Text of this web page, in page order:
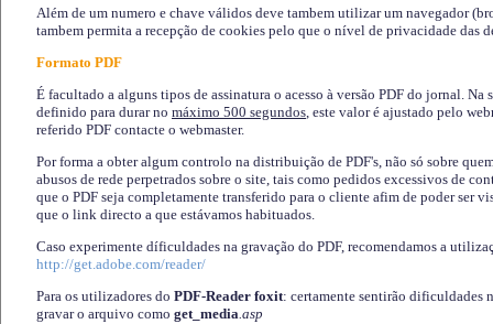
Além de um numero e chave válidos deve tambem utilizar um navegador
tambem permita a recepção de cookies pelo que o nível de privacidade das
Formato PDF
É facultado a alguns tipos de assinatura o acesso à versão PDF do jornal. Na
definido para durar no máximo 500 segundos, este valor é ajustado pelo
referido PDF contacte o webmaster.
Por forma a obter algum controlo na distribuição de PDF's, não só sobre
abusos de rede perpetrados sobre o site, tais como pedidos excessivos de
que o PDF seja completamente transferido para o cliente afim de poder ser
que o link directo a que estávamos habituados.
Caso experimente díficuldades na gravação do PDF, recomendamos a
http://get.adobe.com/reader/
Para os utilizadores do PDF-Reader foxit: certamente sentirão dificuldades
gravar o arquivo como get_media.asp